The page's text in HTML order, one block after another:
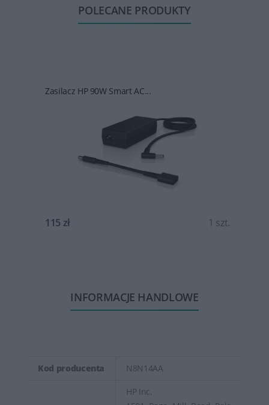
POLECANE PRODUKTY
Zasilacz HP 90W Smart AC...
115 zł 1 szt.
INFORMACJE HANDLOWE
Kod producenta N8N14AA
HP Inc.